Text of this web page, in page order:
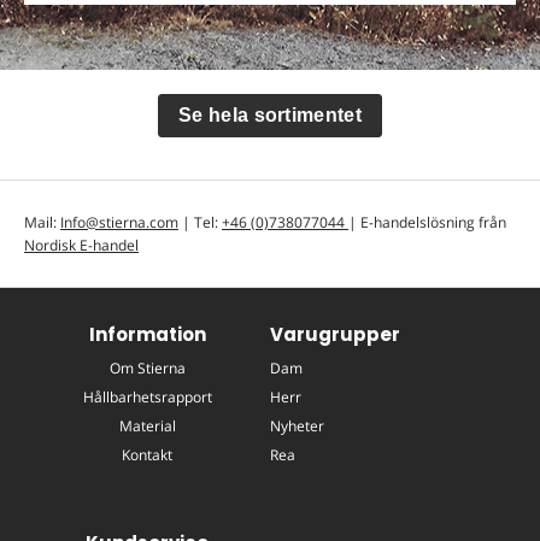
Se hela sortimentet
Mail: Info@stierna.com | Tel:+46 (0)738077044 | E-handelslösning från
Nordisk E-handel
Information
Om Stierna
Hållbarhetsrapport
Material
Kontakt
Varugrupper
Dam
Herr
Nyheter
Rea